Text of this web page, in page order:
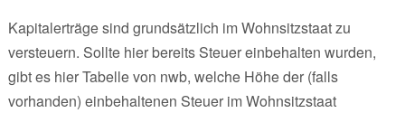
Kapitalerträge sind grundsätzlich im Wohnsitzstaat zu
versteuern. Sollte hier bereits Steuer einbehalten wurden,
gibt es hier Tabelle von nwb, welche Höhe der (falls
vorhanden) einbehaltenen Steuer im Wohnsitzstaat